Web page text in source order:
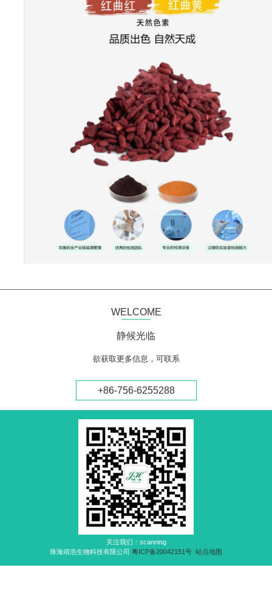
WELCOME
静候光临
欲获取更多信息，可联系
+86-756-6255288
关注我们：scanning
珠海靖浩生物科技有限公司 粤ICP备20042151号 站点地图